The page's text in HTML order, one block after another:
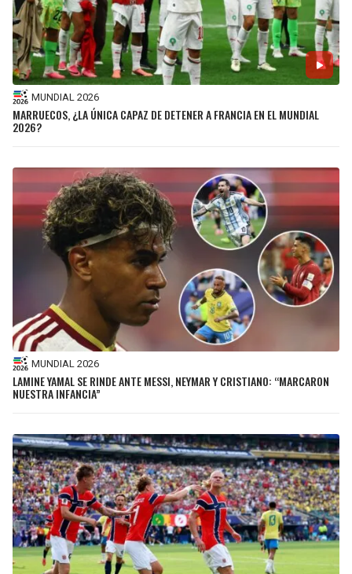
MUNDIAL 2026
MARRUECOS, ¿LA ÚNICA CAPAZ DE DETENER A FRANCIA EN EL MUNDIAL
2026?
MUNDIAL 2026
LAMINE YAMAL SE RINDE ANTE MESSI, NEYMAR Y CRISTIANO: “MARCARON
NUESTRA INFANCIA”